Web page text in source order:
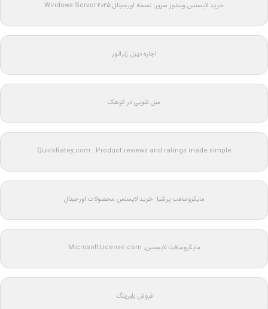
خرید لایسنس ویندوز سرور: نسخه اورجینال Windows Server 2025
اجاره دیزل ژنراتور
مبل شویی در کوهک
QuickRatey.com : Product reviews and ratings made simple
مایکروسافت پرشیا: خرید لایسنس محصولات اورجینال
مایکروسافت لایسنس: MicrosoftLicense.com
فروش بلبرینگ